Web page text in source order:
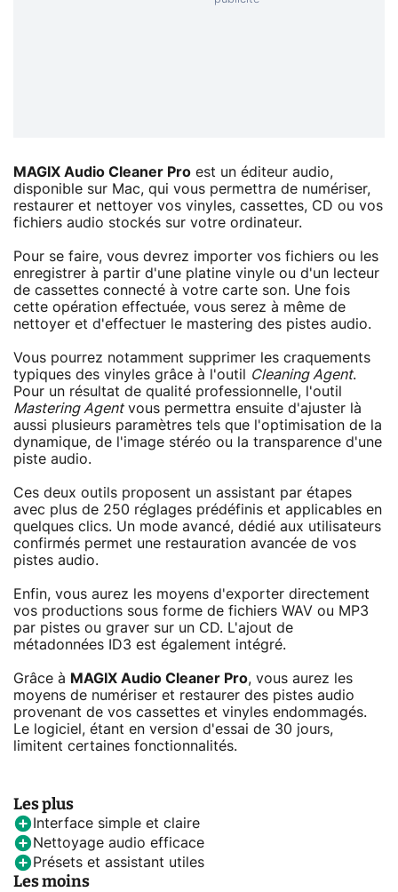
MAGIX Audio Cleaner Pro est un éditeur audio,
disponible sur Mac, qui vous permettra de numériser,
restaurer et nettoyer vos vinyles, cassettes, CD ou vos
fichiers audio stockés sur votre ordinateur.
Pour se faire, vous devrez importer vos fichiers ou les
enregistrer à partir d'une platine vinyle ou d'un lecteur
de cassettes connecté à votre carte son. Une fois
cette opération effectuée, vous serez à même de
nettoyer et d'effectuer le mastering des pistes audio.
Vous pourrez notamment supprimer les craquements
typiques des vinyles grâce à l'outil
Cleaning Agent.
Pour un résultat de qualité professionnelle, l'outil
Mastering Agentvous permettra ensuite d'ajuster là
aussi plusieurs paramètres tels que l'optimisation de la
dynamique, de l'image stéréo ou la transparence d'une
piste audio.
Ces deux outils proposent un assistant par étapes
avec plus de 250 réglages prédéfinis et applicables en
quelques clics. Un mode avancé, dédié aux utilisateurs
confirmés permet une restauration avancée de vos
pistes audio.
Enfin, vous aurez les moyens d'exporter directement
vos productions sous forme de fichiers WAV ou MP3
par pistes ou graver sur un CD. L'ajout de
métadonnées ID3 est également intégré.
Grâce à MAGIX Audio Cleaner Pro, vous aurez les
moyens de numériser et restaurer des pistes audio
provenant de vos cassettes et vinyles endommagés.
Le logiciel, étant en version d'essai de 30 jours,
limitent certaines fonctionnalités.
Les plus
Interface simple et claire
Nettoyage audio efficace
Présets et assistant utiles
Les moins